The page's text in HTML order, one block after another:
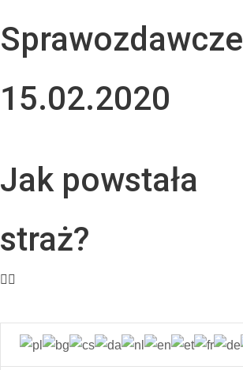
Sprawozdawcze
15.02.2020
Jak powstała
straż?